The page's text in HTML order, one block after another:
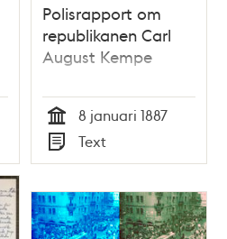
Polisrapport om
republikanen Carl
August Kempe
Tid
8 januari 1887
Typ
Text